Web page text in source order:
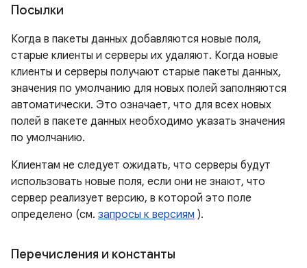
Посылки
Когда в пакеты данных добавляются новые поля,
старые клиенты и серверы их удаляют. Когда новые
клиенты и серверы получают старые пакеты данных,
значения по умолчанию для новых полей заполняются
автоматически. Это означает, что для всех новых
полей в пакете данных необходимо указать значения
по умолчанию.
Клиентам не следует ожидать, что серверы будут
использовать новые поля, если они не знают, что
сервер реализует версию, в которой это поле
определено (см. запросы к версиям ).
Перечисления и константы